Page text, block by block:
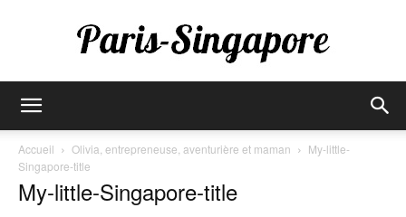
Singapore
Accueil Olivia, entrepreneuse, aventurière et maman
My-little-
Singapore-title
My-little-Singapore-title